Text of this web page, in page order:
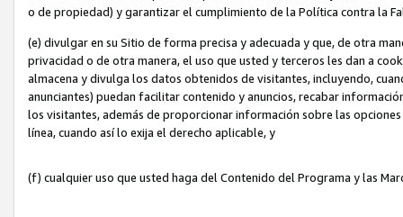
o de propiedad) y garantizar el cumplimiento de la Política contra la
(e) divulgar en su Sitio de forma precisa y adecuada y que, de otra
privacidad o de otra manera, el uso que usted y terceros les dan a
almacena y divulga los datos obtenidos de visitantes, incluyendo,
anunciantes) puedan facilitar contenido y anuncios, recabar
los visitantes, además de proporcionar información sobre las
línea, cuando así lo exija el derecho aplicable, y
(f) cualquier uso que usted haga del Contenido del Programa y las